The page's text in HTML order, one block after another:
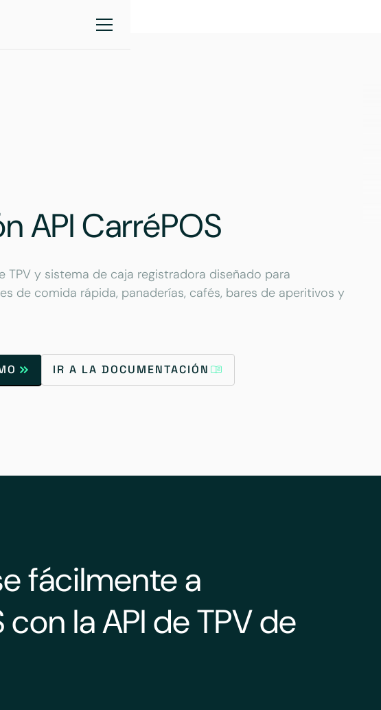
API CarréPOS
TPV y sistema de caja registradora diseñado para
de comida rápida, panaderías, cafés, bares de aperitivos y
IR A LA DOCUMENTACIÓN
fácilmente a
la API de TPV de